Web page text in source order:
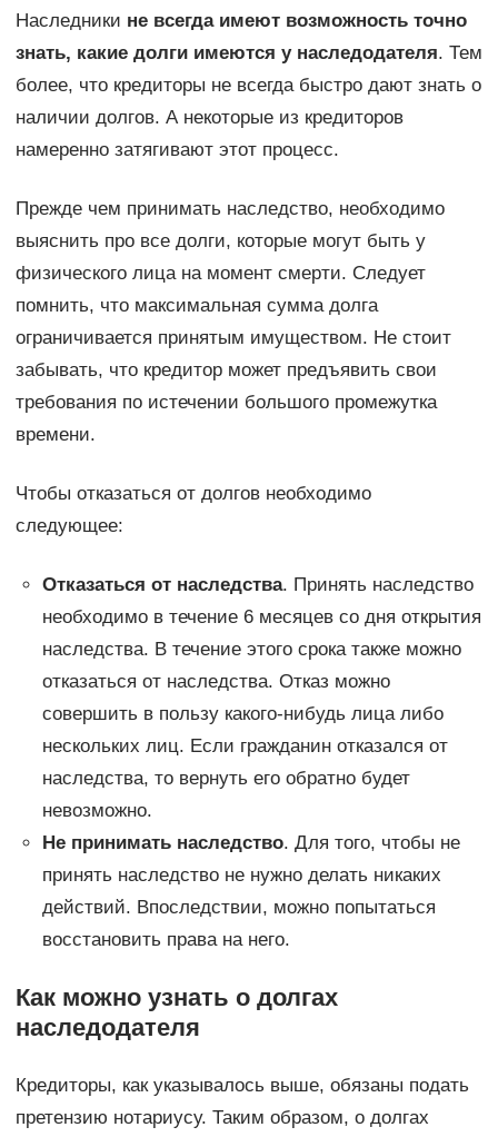
Наследники не всегда имеют возможность точно
знать, какие долги имеются у наследодателя. Тем
более, что кредиторы не всегда быстро дают знать о
наличии долгов. А некоторые из кредиторов
намеренно затягивают этот процесс.
Прежде чем принимать наследство, необходимо
выяснить про все долги, которые могут быть у
физического лица на момент смерти. Следует
помнить, что максимальная сумма долга
ограничивается принятым имуществом. Не стоит
забывать, что кредитор может предъявить свои
требования по истечении большого промежутка
времени.
Чтобы отказаться от долгов необходимо
следующее:
Отказаться от наследства. Принять наследство
необходимо в течение 6 месяцев со дня открытия
наследства. В течение этого срока также можно
отказаться от наследства. Отказ можно
совершить в пользу какого-нибудь лица либо
нескольких лиц. Если гражданин отказался от
наследства, то вернуть его обратно будет
невозможно.
Не принимать наследство. Для того, чтобы не
принять наследство не нужно делать никаких
действий. Впоследствии, можно попытаться
восстановить права на него.
Как можно узнать о долгах
наследодателя
Кредиторы, как указывалось выше, обязаны подать
претензию нотариусу. Таким образом, о долгах